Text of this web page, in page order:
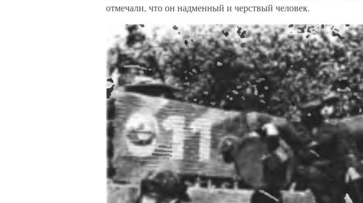
отмечали, что он надменный и черствый человек.